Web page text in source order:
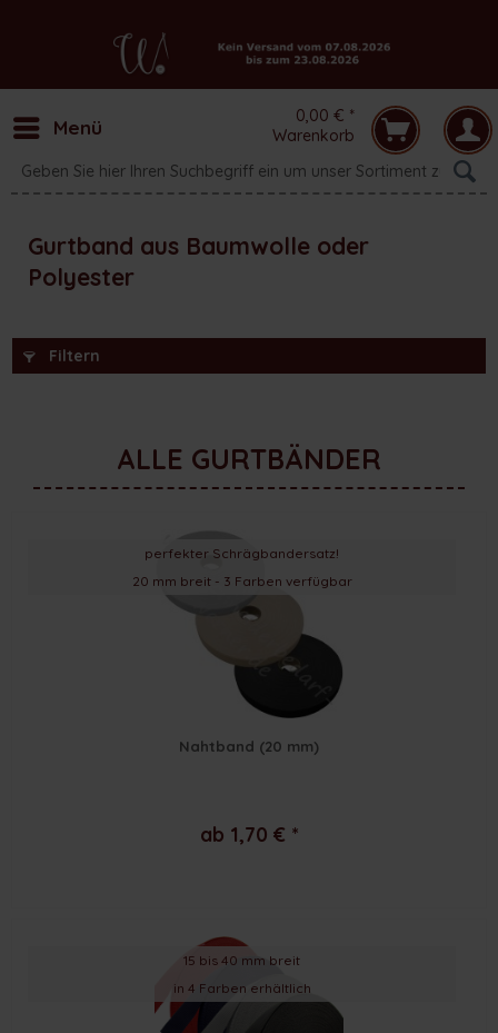
Menü
0,00 € *
Warenkorb
Gurtband aus Baumwolle oder
Polyester
Filtern
ALLE GURTBÄNDER
perfekter Schrägbandersatz!
20 mm breit - 3 Farben verfügbar
Nahtband (20 mm)
ab 1,70 € *
15 bis 40 mm breit
in 4 Farben erhältlich